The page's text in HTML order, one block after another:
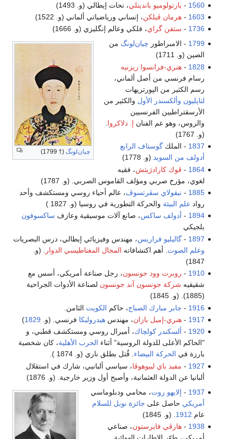
1560
- بارتولوميو باندينلي، نحات إيطالي (و. 1493)
1603
-هرمان ڤيلكن، إنساني ورياضياتي ألماني (و. 1522)
1736
- ستفن گراي، فلكي وعالم إنگليزي (و. 1666)
چيان‌لونگ († 1799)
1799 - الامبراطور چيان‌لونگ من
الصين (و. 1711)
1828
-هنري-فرانسوا ريزنيه
رسام فرنسي من أصل ألماني،
رسم الكثير من الپورتريهات
لناپليون وألكسندر الأول والكثير من
الأرسقتراطيين الفرنسيين
والروس، وهو عم الفنان إ. دلاكروا
(و. 1767)
1837 - الملكگوستاف الرابع
أدولف من السويد (و. 1778)
1864
- ڤوك كارادژيتش، فقيه
لغوي، مؤرخ صربي ومؤلف القاموس الصربي. (و. 1787)
1885
- نيقولاي سڤرتسوڤ، عالم أحياء روسي ومستكشف وأحد
رواد علم البيئة والحركة التطورية في روسيا (و. 1827 )
1894
- أدولف ساكس، صانع آلات موسيقية وعازف ساكسوفون
بلجيكي
1897
-گاليليو فراريس، مهندس وفيزيائي إيطالي، درس البصريات
وعلم الصوت . أهم اكتشافاته المجال المغناطيسي الدوار
. (و.
1847)
1910
- روبرت وود جونسون، رجل صناعة أمريكي، أسس مع
شقيقيه شركة جونسون آند جونسون لصناعة الأدوات الجراحية
(1885). (و. 1845)
1916
- جابر مبارك الصباح، حاكم الكويت الثامن.
1917
-هنري-إميل بازان، مهندسهيدروليكا فرنسي. (و. 1829
)
1920
- ألسكندر كولچاك، أميرال روسي ومستكشف قطبي، و
"الحاكم الأعلى للدولة الروسية" أثناء الحرب الأهلية، كان شخصية
بارزة في الحركة البيضاء. قُتل بطلق ناري (و. 1874 ).
1927
- مفيد باي ليبوهوڤا، سياسي ألبانيي، شارك في استقلال
ألبانيا عن الدولة العثمانية، وأصبح أول وزير خارجية. (و. 1876)
1937
- إلايهو روت، محامي ودبلوماسي
أمريكي حاصل على جائزة نوبل للسلام
عام 1912 . (و. 1845)
1938
-هارڤي فايرستون، صناعي